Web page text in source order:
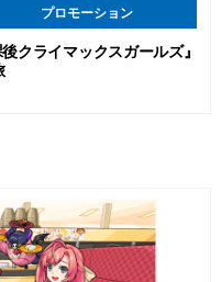
プロモーション
クライマックスガールズ』